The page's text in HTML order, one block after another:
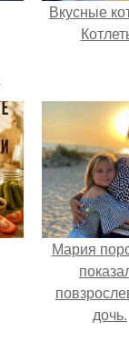
Вкусные
Мария
дочь.